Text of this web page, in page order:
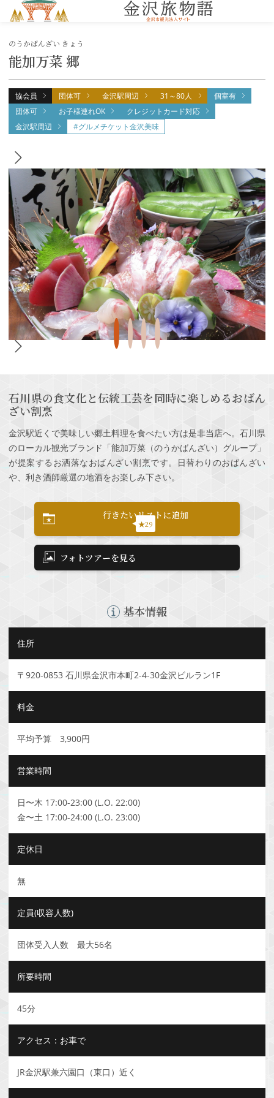
能加万菜 郷
のうかばんざい きょう
協会員 団体可 金沢駅周辺 31～80人
個室有
団体可
お子様連れOK
クレジットカード対応
金沢駅周辺
#グルメチケット金沢美味
石川県の食文化と伝統工芸を同時に楽しめるおばん
ざい割烹
金沢駅近くで美味しい郷土料理を食べたい方は是非当店へ。石川県
のローカル観光ブランド「能加万菜（のうかばんざい）グループ」
が提案するお洒落なおばんざい割烹です。日替わりのおばんざい
や、利き酒師厳選の地酒をお楽しみ下さい。
行きたいリストに追加
★29
フォトツアーを見る
基本情報
住所
〒920-0853 石川県金沢市本町2-4-30金沢ビルラン1F
料金
平均予算 3,900円
営業時間
日〜木 17:00-23:00 (L.O. 22:00)
金〜土 17:00-24:00 (L.O. 23:00)
定休日
無
定員(収容人数)
団体受入人数 最大56名
所要時間
45分
アクセス：お車で
JR金沢駅兼六園口（東口）近く